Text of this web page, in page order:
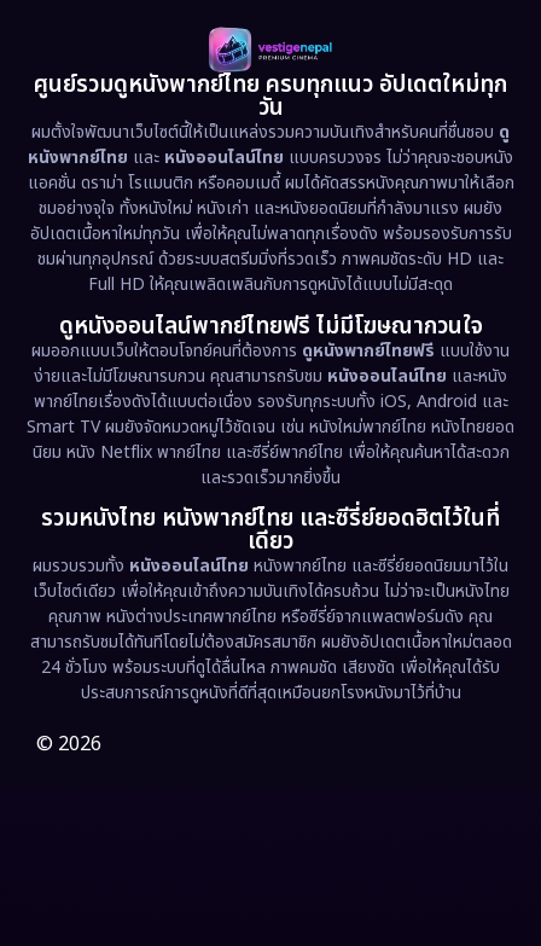
Disaster (13)
Disney+ (5)
Documentary สารคดี (95)
Drama ดราม่า (1,519)
Dystopian (17)
Emotional (61)
Epic มหากาพย์ (229)
Erotic (38)
Family ครอบครัว (375)
Fantasy จินตนาการ (339)
Fiction (9)
Film (57)
Gothic
1983
1978
1974
1962
ศูนย์รวมดูหนังพากย์ไทย ครบทุกแนว อัปเดตใหม่ทุก
วัน
ผมตั้งใจพัฒนาเว็บไซต์นี้ให้เป็นแหล่งรวมความบันเทิงสำหรับคนที่ชื่นชอบ ดู
หนังพากย์ไทย และ หนังออนไลน์ไทย แบบครบวงจร ไม่ว่าคุณจะชอบหนัง
แอคชั่น ดราม่า โรแมนติก หรือคอมเมดี้ ผมได้คัดสรรหนังคุณภาพมาให้เลือก
ชมอย่างจุใจ ทั้งหนังใหม่ หนังเก่า และหนังยอดนิยมที่กำลังมาแรง ผมยัง
อัปเดตเนื้อหาใหม่ทุกวัน เพื่อให้คุณไม่พลาดทุกเรื่องดัง พร้อมรองรับการรับ
ชมผ่านทุกอุปกรณ์ ด้วยระบบสตรีมมิ่งที่รวดเร็ว ภาพคมชัดระดับ HD และ
Full HD ให้คุณเพลิดเพลินกับการดูหนังได้แบบไม่มีสะดุด
ดูหนังออนไลน์พากย์ไทยฟรี ไม่มีโฆษณากวนใจ
ผมออกแบบเว็บให้ตอบโจทย์คนที่ต้องการ ดูหนังพากย์ไทยฟรี แบบใช้งาน
ง่ายและไม่มีโฆษณารบกวน คุณสามารถรับชม หนังออนไลน์ไทย และหนัง
พากย์ไทยเรื่องดังได้แบบต่อเนื่อง รองรับทุกระบบทั้ง iOS, Android และ
Smart TV ผมยังจัดหมวดหมู่ไว้ชัดเจน เช่น หนังใหม่พากย์ไทย หนังไทยยอด
นิยม หนัง Netflix พากย์ไทย และซีรี่ย์พากย์ไทย เพื่อให้คุณค้นหาได้สะดวก
และรวดเร็วมากยิ่งขึ้น
รวมหนังไทย หนังพากย์ไทย และซีรี่ย์ยอดฮิตไว้ในที่
เดียว
ผมรวบรวมทั้ง หนังออนไลน์ไทย หนังพากย์ไทย และซีรี่ย์ยอดนิยมมาไว้ใน
เว็บไซต์เดียว เพื่อให้คุณเข้าถึงความบันเทิงได้ครบถ้วน ไม่ว่าจะเป็นหนังไทย
คุณภาพ หนังต่างประเทศพากย์ไทย หรือซีรี่ย์จากแพลตฟอร์มดัง คุณ
สามารถรับชมได้ทันทีโดยไม่ต้องสมัครสมาชิก ผมยังอัปเดตเนื้อหาใหม่ตลอด
24 ชั่วโมง พร้อมระบบที่ดูได้ลื่นไหล ภาพคมชัด เสียงชัด เพื่อให้คุณได้รับ
ประสบการณ์การดูหนังที่ดีที่สุดเหมือนยกโรงหนังมาไว้ที่บ้าน
© 2026